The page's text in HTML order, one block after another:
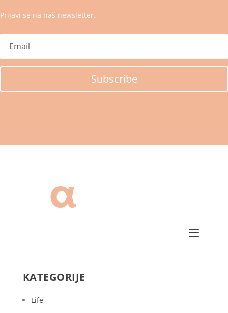
Prijavi se na naš newsletter.
Subscribe
KATEGORIJE
Life